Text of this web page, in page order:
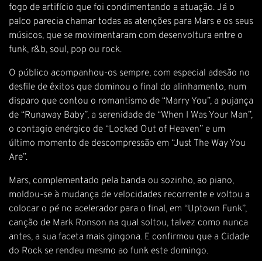
fogo de artifício que foi condimentando a atuação. Já o
palco parecia chamar todas as atenções para Mars e os seus
músicos, que se movimentaram com desenvoltura entre o
funk, r&b, soul, pop ou rock.
O público acompanhou-os sempre, com especial adesão no
desfile de êxitos que dominou o final do alinhamento, num
disparo que contou o romantismo de “Marry You”, a pujança
de “Runaway Baby”, a serenidade de “When I Was Your Man”,
o contagio enérgico de “Locked Out of Heaven” e um
último momento de descompressão em “Just The Way You
Are”.
Mars, complementado pela banda ou sozinho, ao piano,
moldou-se à mudança de velocidades recorrente e voltou a
colocar o pé no acelerador para o final, em “Uptown Funk”,
canção de Mark Ronson na qual soltou, talvez como nunca
antes, a sua faceta mais gingona. E confirmou que a Cidade
do Rock se rendeu mesmo ao funk este domingo.